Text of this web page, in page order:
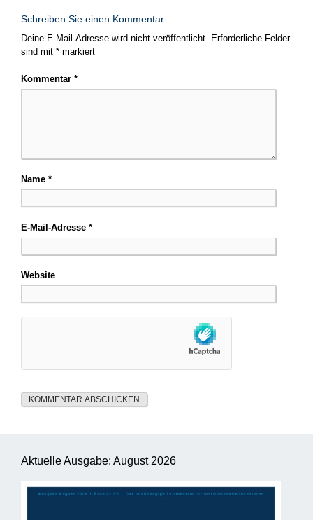
Schreiben Sie einen Kommentar
Deine E-Mail-Adresse wird nicht veröffentlicht. Erforderliche Felder
sind mit * markiert
Kommentar *
Name *
E-Mail-Adresse *
Website
Aktuelle Ausgabe: August 2026